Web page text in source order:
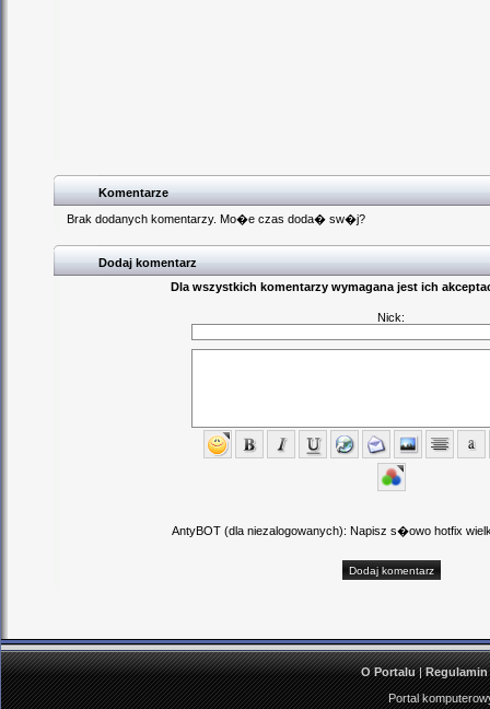
Komentarze
Brak dodanych komentarzy. Mo�e czas doda� sw�j?
Dodaj komentarz
Dla wszystkich komentarzy wymagana jest ich
Nick:
AntyBOT (dla niezalogowanych): Napisz s�owo hotfix
O Portalu|Regulamin
Portal